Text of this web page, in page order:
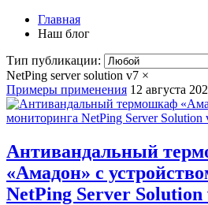
Главная
Наш блог
Тип публикации:
NetPing server solution v7 ×
Примеры применения 12 августа
Антивандальный
«Амадон» с
NetPing Server Solution